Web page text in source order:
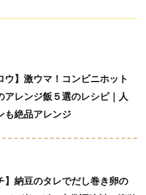
ウ】激ウマ！コンビニホット
アレンジ飯５選のレシピ｜人
も絶品アレンジ
】納豆のタレでだし巻き卵の